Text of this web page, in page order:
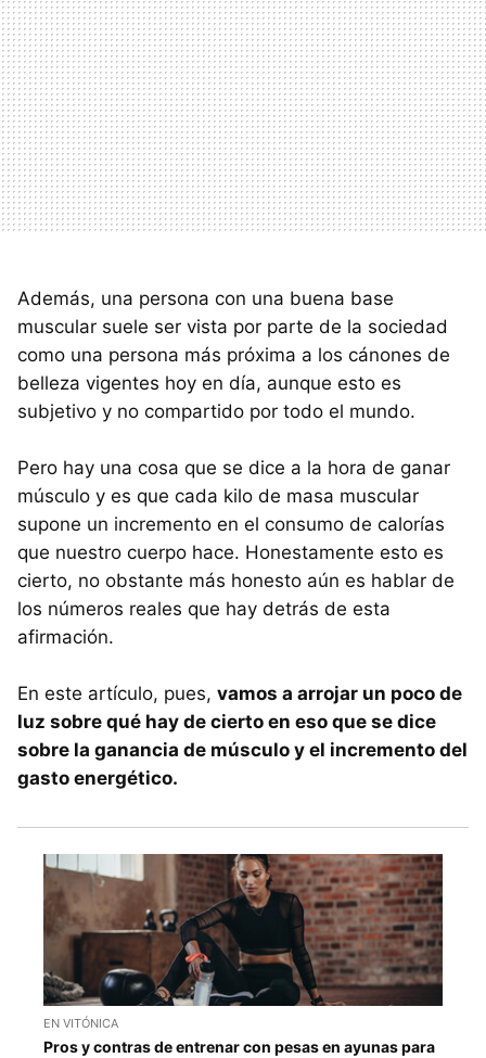
Además, una persona con una buena base
muscular suele ser vista por parte de la sociedad
como una persona más próxima a los cánones de
belleza vigentes hoy en día, aunque esto es
subjetivo y no compartido por todo el mundo.
Pero hay una cosa que se dice a la hora de ganar
músculo y es que cada kilo de masa muscular
supone un incremento en el consumo de calorías
que nuestro cuerpo hace. Honestamente esto es
cierto, no obstante más honesto aún es hablar de
los números reales que hay detrás de esta
afirmación.
En este artículo, pues, vamos a arrojar un poco de
luz sobre qué hay de cierto en eso que se dice
sobre la ganancia de músculo y el incremento del
gasto energético.
EN VITÓNICA
Pros y contras de entrenar con pesas en ayunas para